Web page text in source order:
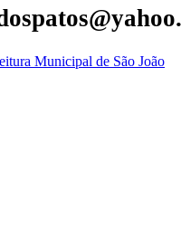
Municipal de São João